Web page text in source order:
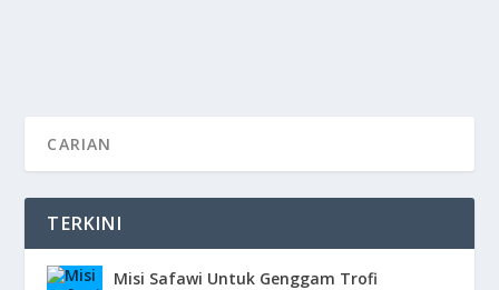
ARIFF AR-RASYID, RAMADHAN SERTAI PERAK
TERKINI
Misi Safawi Untuk Genggam Trofi